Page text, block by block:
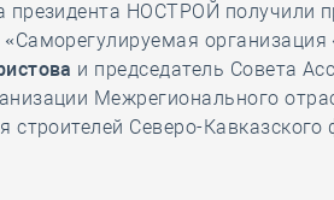
президента НОСТРОЙ получили
и председатель Совета
Межрегионального
строителей Северо-Кавказского